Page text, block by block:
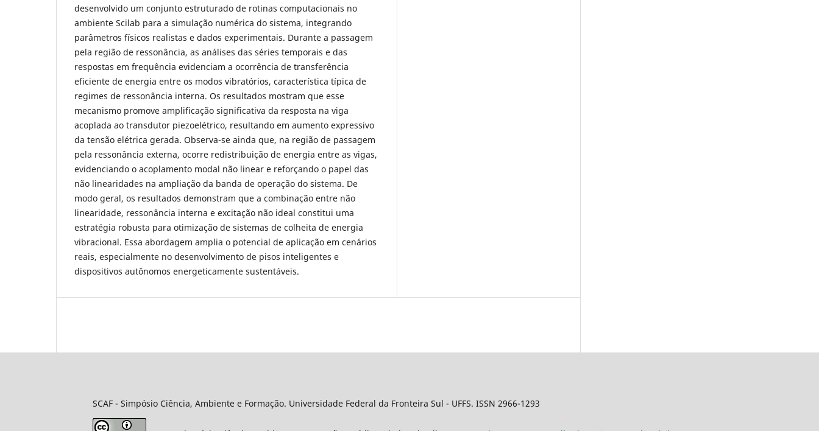
desenvolvido um conjunto estruturado de rotinas computacionais no
ambiente Scilab para a simulação numérica do sistema, integrando
parâmetros físicos realistas e dados experimentais. Durante a passagem
pela região de ressonância, as análises das séries temporais e das
respostas em frequência evidenciam a ocorrência de transferência
eficiente de energia entre os modos vibratórios, característica típica de
regimes de ressonância interna. Os resultados mostram que esse
mecanismo promove amplificação significativa da resposta na viga
acoplada ao transdutor piezoelétrico, resultando em aumento expressivo
da tensão elétrica gerada. Observa-se ainda que, na região de passagem
pela ressonância externa, ocorre redistribuição de energia entre as vigas,
evidenciando o acoplamento modal não linear e reforçando o papel das
não linearidades na ampliação da banda de operação do sistema. De
modo geral, os resultados demonstram que a combinação entre não
linearidade, ressonância interna e excitação não ideal constitui uma
estratégia robusta para otimização de sistemas de colheita de energia
vibracional. Essa abordagem amplia o potencial de aplicação em cenários
reais, especialmente no desenvolvimento de pisos inteligentes e
dispositivos autônomos energeticamente sustentáveis.
SCAF - Simpósio Ciência, Ambiente e Formação. Universidade Federal da Fronteira Sul - UFFS. ISSN 2966-1293